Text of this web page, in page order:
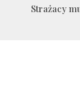
Strażacy